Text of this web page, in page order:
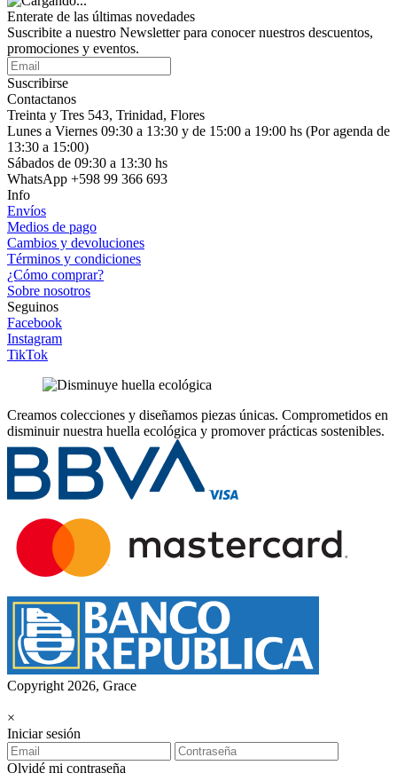
Enterate de las últimas novedades
Suscribite a nuestro Newsletter para conocer nuestros descuentos,
promociones y eventos.
Suscribirse
Contactanos
Treinta y Tres 543, Trinidad, Flores
Lunes a Viernes 09:30 a 13:30 y de 15:00 a 19:00 hs (Por agenda de
13:30 a 15:00)
Sábados de 09:30 a 13:30 hs
WhatsApp +598 99 366 693
Info
Envíos
Medios de pago
Cambios y devoluciones
Términos y condiciones
¿Cómo comprar?
Sobre nosotros
Seguinos
Facebook
Instagram
TikTok
Creamos colecciones y diseñamos piezas únicas. Comprometidos en
disminuir nuestra huella ecológica y promover prácticas sostenibles.
Copyright 2026, Grace
×
Iniciar sesión
Olvidé mi contraseña